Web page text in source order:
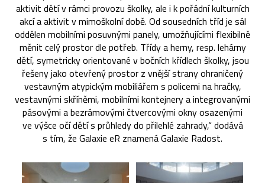
aktivit dětí v rámci provozu školky, ale i k pořádní kulturních
akcí a aktivit v mimoškolní době. Od sousedních tříd je sál
oddělen mobilními posuvnými panely, umožňujícími flexibilně
měnit celý prostor dle potřeb. Třídy a herny, resp. lehárny
dětí, symetricky orientované v bočních křídlech školky, jsou
řešeny jako otevřený prostor z vnější strany ohraničený
vestavným atypickým mobiliářem s policemi na hračky,
vestavnými skříněmi, mobilními kontejnery a integrovanými
pásovými a bezrámovými čtvercovými okny osazenými
ve výšce očí dětí s průhledy do přilehlé zahrady,“ dodává
s tím, že Galaxie eR znamená Galaxie Radost.